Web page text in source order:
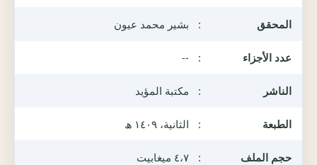
المحقق : بشير محمد عيون
عدد الأجزاء :
--
الناشر : مكتبة المؤيد
الطبعة : الثانية، ١٤٠٩ ھ
حجم الملف : ٤،٧ ميغابيت